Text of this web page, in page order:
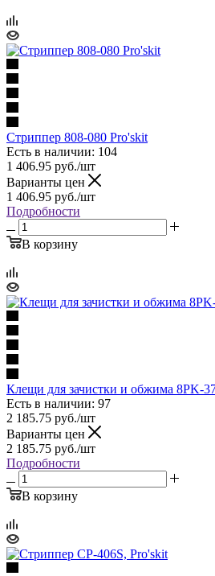
Стриппер 808-080 Pro'skit
Есть в наличии: 104
1 406.95 руб./шт
Варианты цен
1 406.95 руб./шт
Подробности
В корзину
Клещи для зачистки и обжима 8PK-
Есть в наличии: 97
2 185.75 руб./шт
Варианты цен
2 185.75 руб./шт
Подробности
В корзину